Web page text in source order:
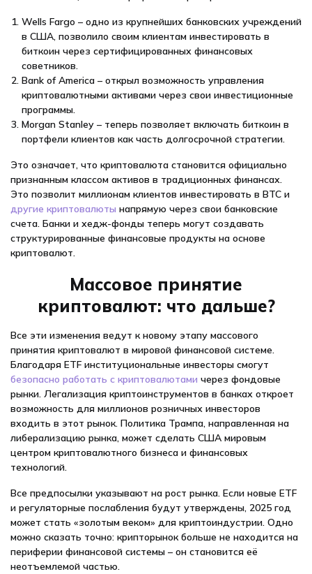
Wells Fargo – одно из крупнейших банковских учреждений
в США, позволило своим клиентам инвестировать в
биткоин через сертифицированных финансовых
советников.
Bank of America – открыл возможность управления
криптовалютными активами через свои инвестиционные
программы.
Morgan Stanley – теперь позволяет включать биткоин в
портфели клиентов как часть долгосрочной стратегии.
Это означает, что криптовалюта становится официально
признанным классом активов в традиционных финансах.
Это позволит миллионам клиентов инвестировать в BTC и
другие криптовалюты напрямую через свои банковские
счета. Банки и хедж-фонды теперь могут создавать
структурированные финансовые продукты на основе
криптовалют.
Массовое принятие
криптовалют: что дальше?
Все эти изменения ведут к новому этапу массового
принятия криптовалют в мировой финансовой системе.
Благодаря ETF институциональные инвесторы смогут
безопасно работать с криптовалютами через фондовые
рынки. Легализация криптоинструментов в банках откроет
возможность для миллионов розничных инвесторов
входить в этот рынок. Политика Трампа, направленная на
либерализацию рынка, может сделать США мировым
центром криптовалютного бизнеса и финансовых
технологий.
Все предпосылки указывают на рост рынка. Если новые ETF
и регуляторные послабления будут утверждены, 2025 год
может стать «золотым веком» для криптоиндустрии. Одно
можно сказать точно: крипторынок больше не находится на
периферии финансовой системы – он становится её
неотъемлемой частью.